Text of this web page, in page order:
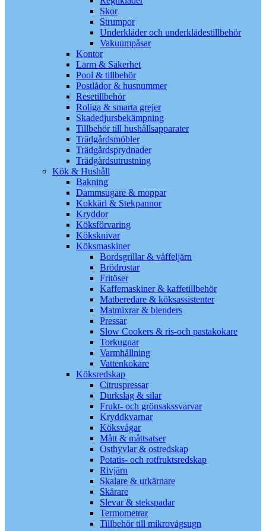
Skor
Strumpor
Underkläder och underklädestillbehör
Vakuumpåsar
Kontor
Larm & Säkerhet
Pool & tillbehör
Postlådor & husnummer
Resetillbehör
Roliga & smarta grejer
Skadedjursbekämpning
Tillbehör till hushållsapparater
Trädgårdsmöbler
Trädgårdsprydnader
Trädgårdsutrustning
Kök & Hushåll
Bakning
Dammsugare & moppar
Kokkärl & Stekpannor
Kryddor
Köksförvaring
Köksknivar
Köksmaskiner
Bordsgrillar & våffeljärn
Brödrostar
Fritöser
Kaffemaskiner & kaffetillbehör
Matberedare & köksassistenter
Matmixrar & blenders
Pressar
Slow Cookers & ris-och pastakokare
Torkugnar
Varmhållning
Vattenkokare
Köksredskap
Citruspressar
Durkslag & silar
Frukt- och grönsakssvarvar
Kryddkvarnar
Köksvågar
Mått & måttsatser
Osthyvlar & ostredskap
Potatis- och rotfruktsredskap
Rivjärn
Skalare & urkärnare
Skärare
Slevar & stekspadar
Termometrar
Tillbehör till mikrovågsugn